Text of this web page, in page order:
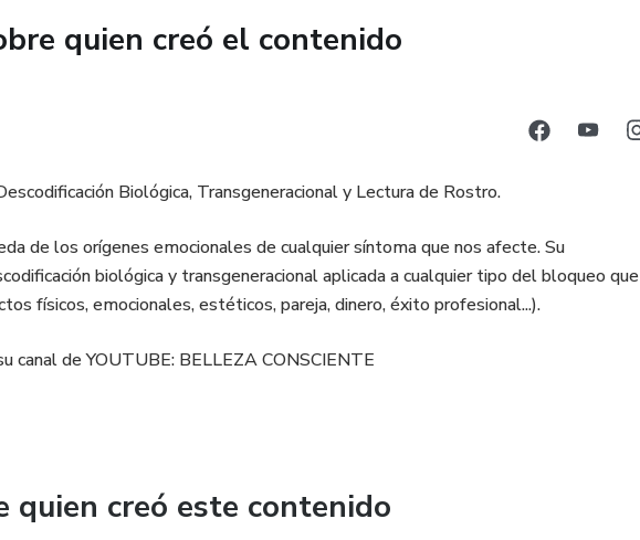
quien creó el contenido
Biológica, Transgeneracional y Lectura de Rostro.
de los orígenes emocionales de cualquier síntoma que nos afecte. Su
biológica y transgeneracional aplicada a cualquier tipo del bloqueo que
físicos, emocionales, estéticos, pareja, dinero, éxito profesional...).
canal de YOUTUBE: BELLEZA CONSCIENTE
quien creó este contenido